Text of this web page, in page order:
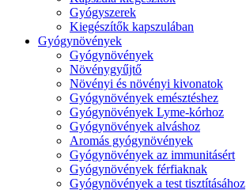
Gyógyszerek
Kiegészítők kapszulában
Gyógynövények
Gyógynövények
Növénygyűjtő
Növényi és növényi kivonatok
Gyógynövények emésztéshez
Gyógynövények Lyme-kórhoz
Gyógynövények alváshoz
Aromás gyógynövények
Gyógynövények az immunitásért
Gyógynövények férfiaknak
Gyógynövények a test tisztításához